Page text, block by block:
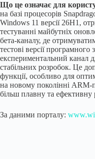
Що це означає для
на базі процесорів
Windows 11 версії 26H1,
тестуванні майбутніх
бета-каналу, де
тестові версії
експериментальний канал
стабільних розробок. Це
функції, особливо для
на новому поколінні ARM-
більш плавну та ефективну
За даними порталу: